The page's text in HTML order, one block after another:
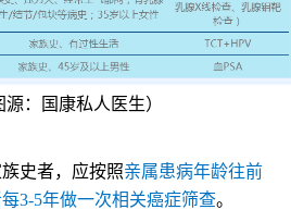
源：国康私人医生）
史者，应按照亲属患病年龄往前
3-5年做一次相关癌症筛查。